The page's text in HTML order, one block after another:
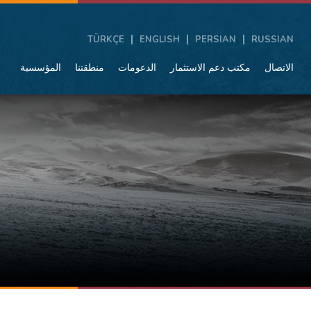
TÜRKÇE ENGLISH PERSIAN RUSSIAN
المؤسسية منطقتنا الدعومات مكتب دعم الاستثمار الاتصال